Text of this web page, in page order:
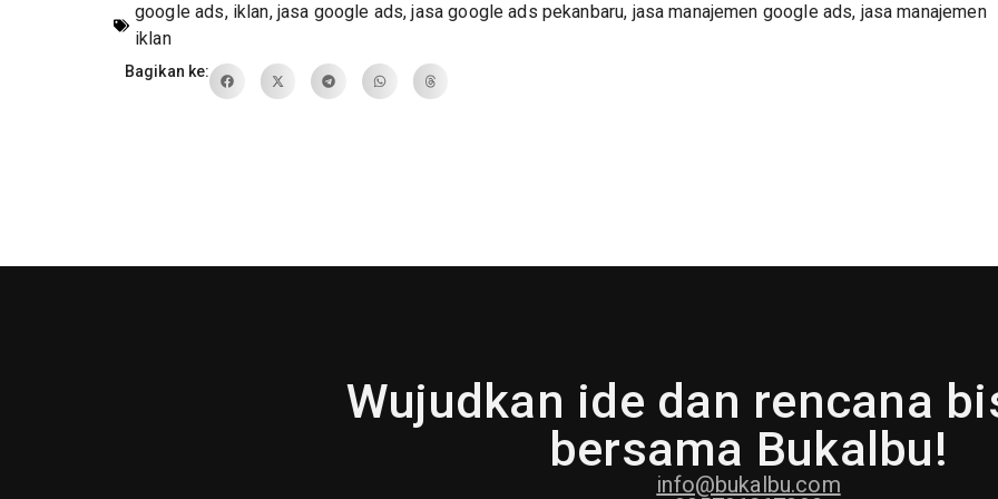
google ads, iklan, jasa google ads,jasa google ads pekanbaru, jasa manajemen google ads, jasa manajemen
iklan
Bagikan ke:
Wujudkan ide dan rencana
bersama Bukalbu!
info@bukalbu.com